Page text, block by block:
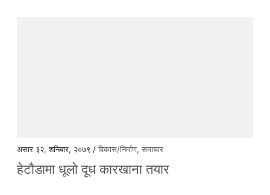
असार ३२, शनिबार, २०७९ /विकास/निर्माण,समाचार
हेटाैडामा धूलो दूध कारखाना तयार